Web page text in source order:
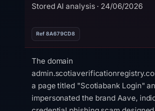
Stored AI analysis · 24/06/2026
Ref 8A679CD8
The domain
a page titled "Scotiabank Login"
impersonated the brand Aave,